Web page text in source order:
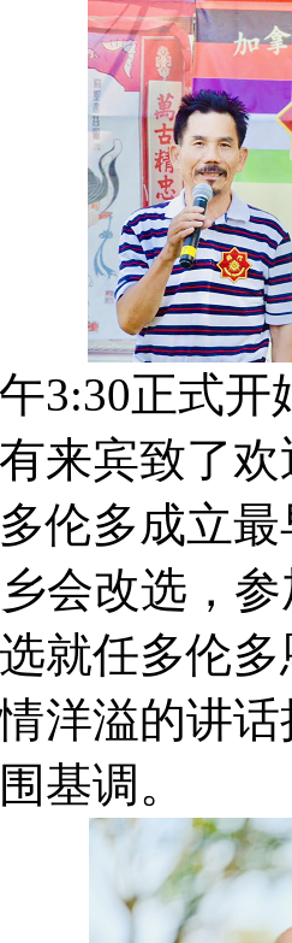
3:30正式
来宾致了
伦多成立
会改选，
就任多伦
洋溢的讲
基调。